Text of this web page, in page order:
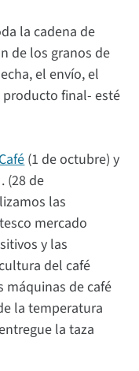
la cadena de
de los granos de
el envío, el
final- esté
(1 de octubre) y
(28 de
las
mercado
y las
del café
máquinas de café
la temperatura
la taza